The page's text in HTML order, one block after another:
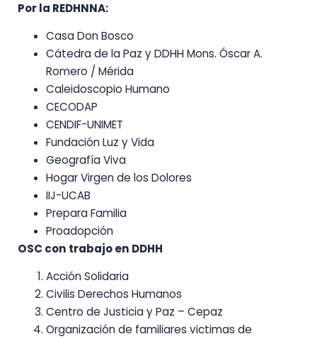
Por la REDHNNA:
Casa Don Bosco
Cátedra de la Paz y DDHH Mons. Óscar A.
Romero / Mérida
Caleidoscopio Humano
CECODAP
CENDIF-UNIMET
Fundación Luz y Vida
Geografía Viva
Hogar Virgen de los Dolores
IIJ-UCAB
Prepara Familia
Proadopción
OSC con trabajo en DDHH
Acción Solidaria
Civilis Derechos Humanos
Centro de Justicia y Paz – Cepaz
Organización de familiares victimas de